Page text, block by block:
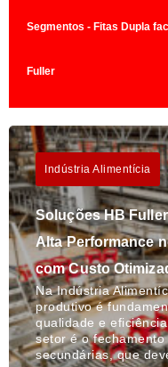
Segmentos - Fitas Dupla
Fuller
Indústria Alimentícia
Soluções HB
Alta Performance
com Custo
Na Indústria
produtivo é
qualidade e
setor é o
secundárias, que